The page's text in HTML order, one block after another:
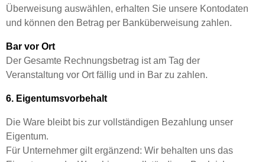
Überweisung auswählen, erhalten Sie unsere Kontodaten
und können den Betrag per Banküberweisung zahlen.
Bar vor Ort
Der Gesamte Rechnungsbetrag ist am Tag der
Veranstaltung vor Ort fällig und in Bar zu zahlen.
6. Eigentumsvorbehalt
Die Ware bleibt bis zur vollständigen Bezahlung unser
Eigentum.
Für Unternehmer gilt ergänzend: Wir behalten uns das